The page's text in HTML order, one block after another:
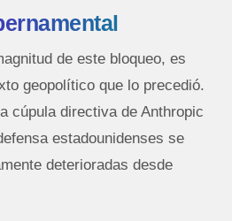
de este bloqueo, es
geopolítico que lo precedió.
cúpula directiva de Anthropic
estadounidenses se
deterioradas desde